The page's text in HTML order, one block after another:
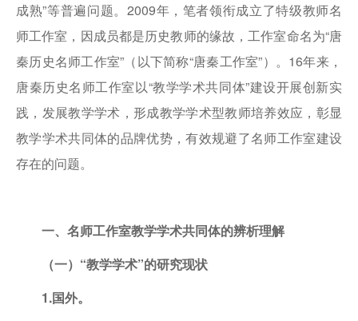
成熟”等普遍问题。2009年，笔者领衔成立了特级教师名
师工作室，因成员都是历史教师的缘故，工作室命名为“唐
秦历史名师工作室”（以下简称“唐秦工作室”）。16年来，
唐秦历史名师工作室以“教学学术共同体”建设开展创新实
践，发展教学学术，形成教学学术型教师培养效应，彰显
教学学术共同体的品牌优势，有效规避了名师工作室建设
存在的问题。
一、名师工作室教学学术共同体的辨析理解
（一）“教学学术”的研究现状
1.国外。